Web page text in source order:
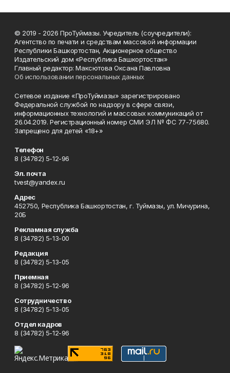
© 2019 - 2026 ПроТуймазы. Учредитель (соучредители):
Агентство по печати и средствам массовой информации
Республики Башкортостан, Акционерное общество
Издательский дом «Республика Башкортостан»
Главный редактор: Максютова Оксана Павловна
Об использовании персональных данных
Сетевое издание «ПроТуймазы» зарегистрировано
Федеральной службой по надзору в сфере связи,
информационных технологий и массовых коммуникаций от
26.04.2019. Регистрационный номер СМИ ЭЛ № ФС 77-75680.
Запрещено для детей «18+»
Телефон
8 (34782) 5-12-96
Эл. почта
tvest@yandex.ru
Адрес
452750, Республика Башкортостан, г. Туймазы, ул. Мичурина,
20Б
Рекламная служба
8 (34782) 5-13-00
Редакция
8 (34782) 5-13-05
Приемная
8 (34782) 5-12-96
Сотрудничество
8 (34782) 5-13-05
Отдел кадров
8 (34782) 5-12-96